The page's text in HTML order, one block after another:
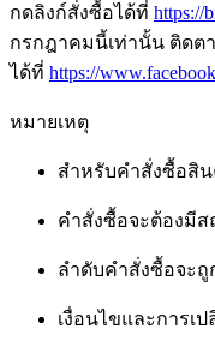
กดลิงก์สั่งซื้อได้ที่ https://
กรกฎาคมนี้เท่านั้น ติดต
ได้ที่ https://
หมายเหตุ
สำหรับคำสั่งซื้อสิ
คำสั่งซื้อจะต้องมีส
ลำดับคำสั่งซื้อจะถู
เงื่อนไขและการเ